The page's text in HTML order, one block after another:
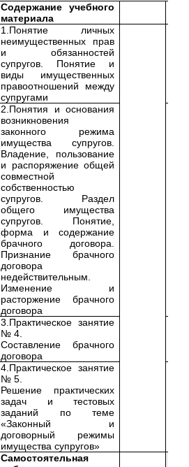
Содержание учебного
материала
1.Понятие личных
неимущественных прав
и обязанностей
супругов. Понятие и
виды имущественных
правоотношений между
супругами
2.Понятия и основания
возникновения
законного режима
имущества супругов.
Владение, пользование
и распоряжение общей
совместной
собственностью
супругов. Раздел
общего имущества
супругов. Понятие,
форма и содержание
брачного договора.
Признание брачного
договора
недействительным.
Изменение и
расторжение брачного
договора
3.Практическое занятие
№ 4.
Составление брачного
договора
4.Практическое занятие
№ 5.
Решение практических
задач и тестовых
заданий по теме
«Законный и
договорный режимы
имущества супругов»
Самостоятельная